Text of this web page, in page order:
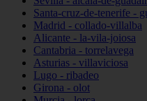
Santa-cruz-de-tenerife -
Madrid - collado-villalba
Alicante - la-vila-joiosa
Cantabria - torrelavega
Asturias - villaviciosa
Lugo - ribadeo
Girona - olot